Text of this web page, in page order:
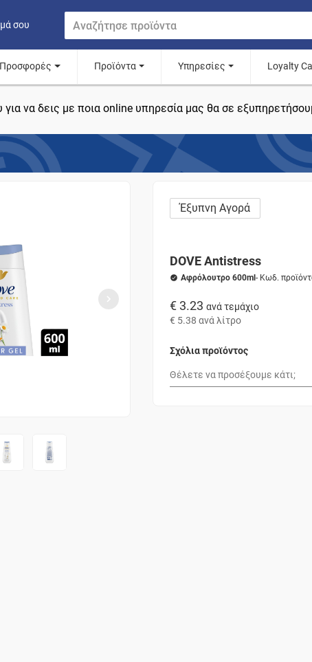
σου
Προσφορές Προϊόντα Υπηρεσίες Loyalty
να δεις με ποια online υπηρεσία μας θα σε
Έξυπνη Αγορά
DOVE Antistress
Αφρόλουτρο 600ml - Κωδ.
€ 3.23 ανά τεμάχιο
€ 5.38 ανά λίτρο
Σχόλια προϊόντος